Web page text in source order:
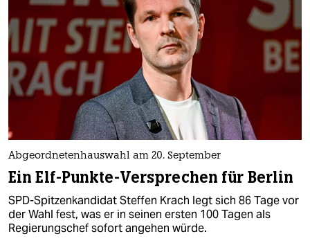
Abgeordnetenhauswahl am 20. September
Ein Elf-Punkte-Versprechen für Berlin
SPD-Spitzenkandidat Steffen Krach legt sich 86 Tage vor
der Wahl fest, was er in seinen ersten 100 Tagen als
Regierungschef sofort angehen würde.